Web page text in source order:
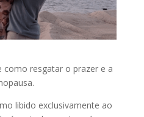
como resgatar o prazer e a
libido exclusivamente ao